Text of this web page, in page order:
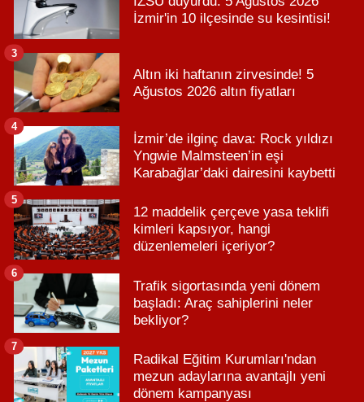
İzmir'in 10 ilçesinde su kesintisi!
Altın iki haftanın zirvesinde! 5
Ağustos 2026 altın fiyatları
3
İzmir’de ilginç dava: Rock yıldızı
Yngwie Malmsteen’in eşi
Karabağlar’daki dairesini kaybetti
4
12 maddelik çerçeve yasa teklifi
kimleri kapsıyor, hangi
düzenlemeleri içeriyor?
5
Trafik sigortasında yeni dönem
başladı: Araç sahiplerini neler
bekliyor?
6
Radikal Eğitim Kurumları'ndan
mezun adaylarına avantajlı yeni
dönem kampanyası
7